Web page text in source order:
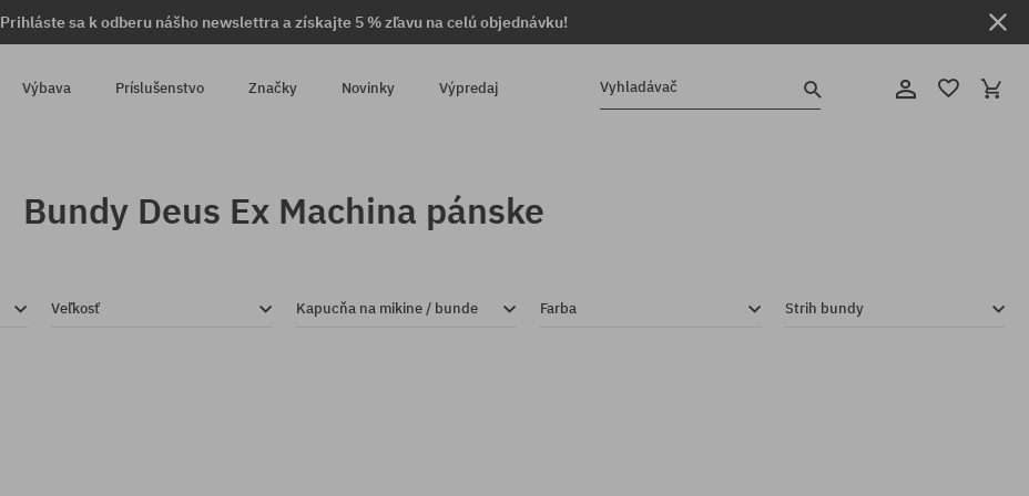
Prihláste sa k odberu nášho newslettra a získajte 5 % zľavu na celú objednávku!
Výbava Príslušenstvo Značky Novinky Výpredaj Vyhladávač
Bundy Deus Ex Machina pánske
Veľkosť Kapucňa na mikine / bunde Farba Strih bundy